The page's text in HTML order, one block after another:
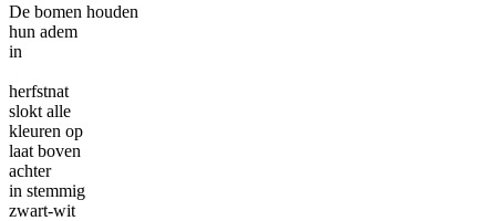
De bomen houden
hun adem
in
herfstnat
slokt alle
kleuren op
laat boven
achter
in stemmig
zwart-wit